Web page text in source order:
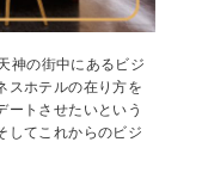
神の街中にあるビジ
スホテルの在り方を
ートさせたいという
してこれからのビジ